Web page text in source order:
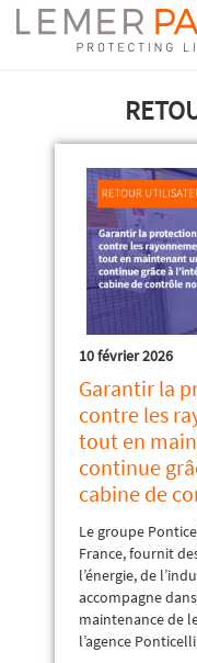
10 février 2026
Garantir la
contre les
tout en
continue
cabine de
Le groupe
France, fournit
l’énergie, de
accompagne
maintenance de
l’agence